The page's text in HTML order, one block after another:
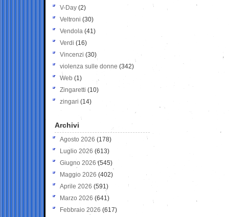
V-Day (2)
Veltroni (30)
Vendola (41)
Verdi (16)
Vincenzi (30)
violenza sulle donne (342)
Web (1)
Zingaretti (10)
zingari (14)
Archivi
Agosto 2026 (178)
Luglio 2026 (613)
Giugno 2026 (545)
Maggio 2026 (402)
Aprile 2026 (591)
Marzo 2026 (641)
Febbraio 2026 (617)